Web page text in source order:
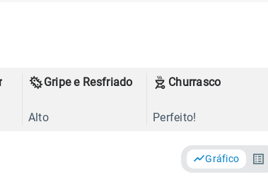
Gripe e Resfriado
Alto
Churrasco
Perfeito!
Gráfico